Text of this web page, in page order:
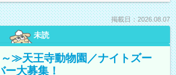
掲載日：2026.08.07
未読
≫天王寺動物園／ナイトズー
大募集！